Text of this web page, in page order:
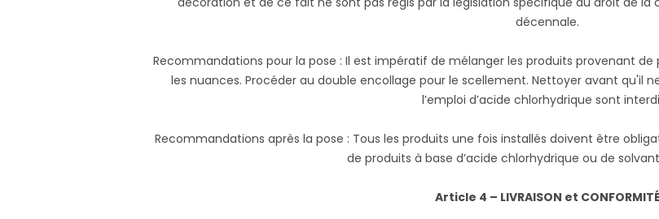
décennale.
Recommandations pour la pose : Il est impératif de mélanger les produits provenant
les nuances. Procéder au double encollage pour le scellement. Nettoyer avant qu'il
l’emploi d’acide chlorhydrique sont
Recommandations après la pose : Tous les produits une fois installés doivent être
de produits à base d’acide chlorhydrique ou de
Article 4 – LIVRAISON et CONFORMITÉ